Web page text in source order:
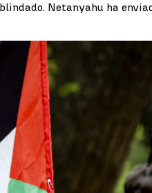
Netanyahu ha